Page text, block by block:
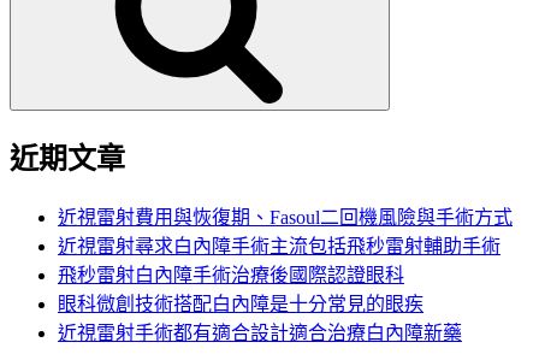
近期文章
近視雷射費用與恢復期、Fasoul二回機風險與手術方式
近視雷射尋求白內障手術主流包括飛秒雷射輔助手術
飛秒雷射白內障手術治療後國際認證眼科
眼科微創技術搭配白內障是十分常見的眼疾
近視雷射手術都有適合設計適合治療白內障新藥